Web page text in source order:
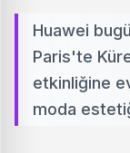
Huawei
Paris'te
etkinliğine
moda